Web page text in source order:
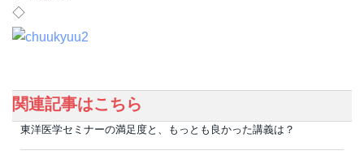
◇
関連記事はこちら
東洋医学セミナーの満足度と、もっとも良かった講義は？